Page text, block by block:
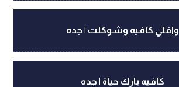
وافلي كافيه وشوكلت | جده
كافيه بارك حياة | جده